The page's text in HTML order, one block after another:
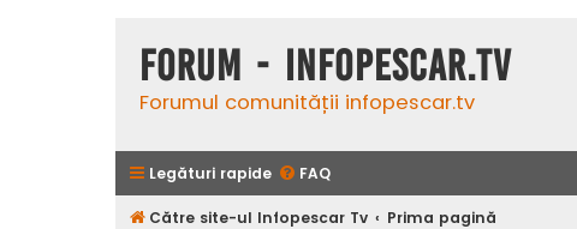
Forum - InfoPescar.Tv
Forumul comunității infopescar.tv
Legături rapide FAQ
Către site-ul Infopescar Tv Prima pagină